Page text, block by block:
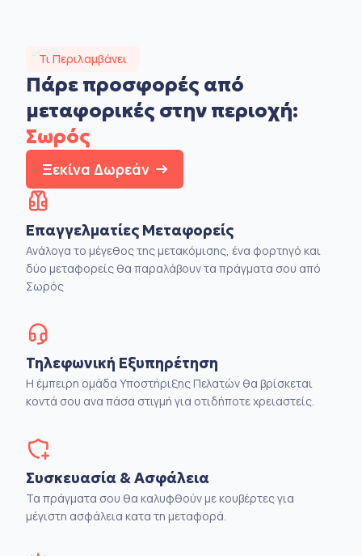
Τι Περιλαμβάνει
Πάρε προσφορές από
μεταφορικές στην περιοχή:
Σωρός
Ξεκίνα Δωρεάν
Επαγγελματίες Μεταφορείς
Ανάλογα το μέγεθος της μετακόμισης, ένα φορτηγό και
δύο μεταφορείς θα παραλάβουν τα πράγματα σου από
Σωρός
Τηλεφωνική Εξυπηρέτηση
Η έμπειρη ομάδα Υποστήριξης Πελατών θα βρίσκεται
κοντά σου ανα πάσα στιγμή για οτιδήποτε χρειαστείς.
Συσκευασία & Ασφάλεια
Τα πράγματα σου θα καλυφθούν με κουβέρτες για
μέγιστη ασφάλεια κατα τη μεταφορά.